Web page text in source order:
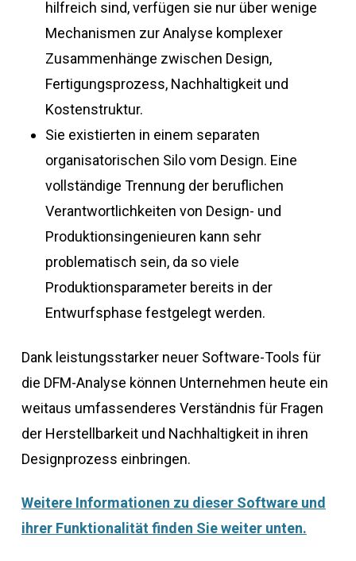
hilfreich sind, verfügen sie nur über wenige
Mechanismen zur Analyse komplexer
Zusammenhänge zwischen Design,
Fertigungsprozess, Nachhaltigkeit und
Kostenstruktur.
Sie existierten in einem separaten
organisatorischen Silo vom Design. Eine
vollständige Trennung der beruflichen
Verantwortlichkeiten von Design- und
Produktionsingenieuren kann sehr
problematisch sein, da so viele
Produktionsparameter bereits in der
Entwurfsphase festgelegt werden.
Dank leistungsstarker neuer Software-Tools für
die DFM-Analyse können Unternehmen heute ein
weitaus umfassenderes Verständnis für Fragen
der Herstellbarkeit und Nachhaltigkeit in ihren
Designprozess einbringen.
Weitere Informationen zu dieser Software und
ihrer Funktionalität finden Sie weiter unten.